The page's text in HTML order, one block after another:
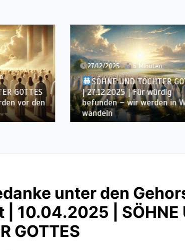
GOTTES
vor den
27/12/2025 6 Minuten
SÖHNE UND TÖCHTER
| 27.12.2025 | Für würdig
befunden – wir werden in
wandeln
unter den
| 10.04.2025 | SÖHNE
GOTTES